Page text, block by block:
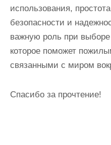
использования,
безопасности и
важную роль при
которое поможет
связанными с миром
Спасибо за прочтение!